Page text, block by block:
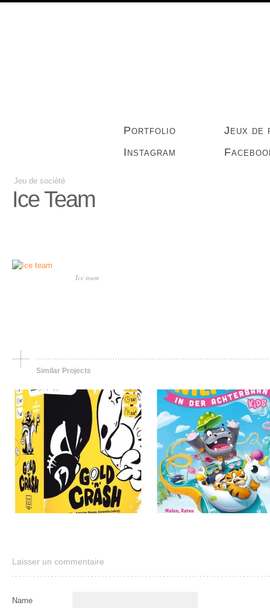
Portfolio
Jeux de
Instagram
Jeu de société
Ice Team
Ice team
Similar Projects
Laisser un commentaire
Name